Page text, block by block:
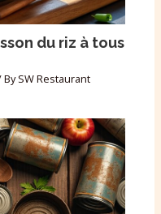
du riz à tous
BySW Restaurant